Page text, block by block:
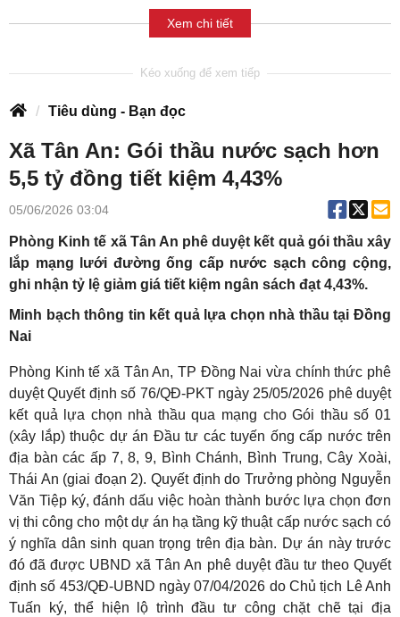
Xem chi tiết
Tiêu dùng - Bạn đọc
Xã Tân An: Gói thầu nước sạch hơn
5,5 tỷ đồng tiết kiệm 4,43%
05/06/2026 03:04
Phòng Kinh tế xã Tân An phê duyệt kết quả gói thầu xây
lắp mạng lưới đường ống cấp nước sạch công cộng,
ghi nhận tỷ lệ giảm giá tiết kiệm ngân sách đạt 4,43%.
Minh bạch thông tin kết quả lựa chọn nhà thầu tại Đồng
Nai
Phòng Kinh tế xã Tân An, TP Đồng Nai vừa chính thức phê
duyệt Quyết định số 76/QĐ-PKT ngày 25/05/2026 phê duyệt
kết quả lựa chọn nhà thầu qua mạng cho Gói thầu số 01
(xây lắp) thuộc dự án Đầu tư các tuyến ống cấp nước trên
địa bàn các ấp 7, 8, 9, Bình Chánh, Bình Trung, Cây Xoài,
Thái An (giai đoạn 2). Quyết định do Trưởng phòng Nguyễn
Văn Tiệp ký, đánh dấu việc hoàn thành bước lựa chọn đơn
vị thi công cho một dự án hạ tầng kỹ thuật cấp nước sạch có
ý nghĩa dân sinh quan trọng trên địa bàn. Dự án này trước
đó đã được UBND xã Tân An phê duyệt đầu tư theo Quyết
định số 453/QĐ-UBND ngày 07/04/2026 do Chủ tịch Lê Anh
Tuấn ký, thể hiện lộ trình đầu tư công chặt chẽ tại địa